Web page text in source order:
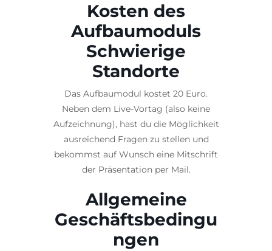
Kosten des
Aufbaumoduls
Schwierige
Standorte
Das Aufbaumodul kostet 20 Euro.
Neben dem Live-Vortag (also keine
Aufzeichnung), hast du die Möglichkeit
ausreichend Fragen zu stellen und
bekommst auf Wunsch eine Mitschrift
der Präsentation per Mail.
Allgemeine
Geschäftsbedingu
ngen